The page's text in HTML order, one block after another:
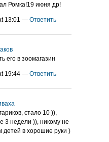
Ромка!19 июня др!
13:01 — Ответить
его в зоомагазин
19:44 — Ответить
стало 10 )),
3 недели )), никому не
детей в хорошие руки )